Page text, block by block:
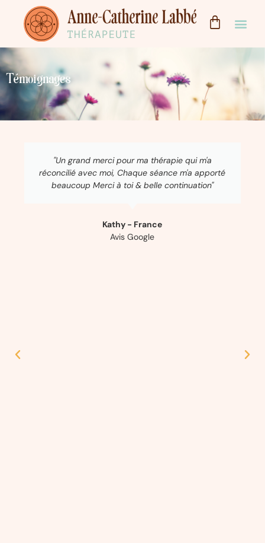
Témoignages
"Un grand merci pour ma thérapie qui m'a
réconcilié avec moi, Chaque séance m'a apporté
beaucoup Merci à toi & belle continuation"
Kathy - France
Avis Google